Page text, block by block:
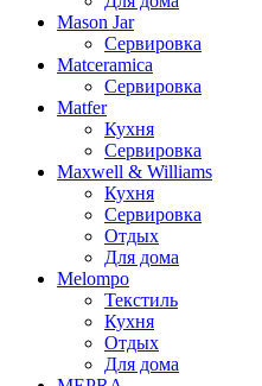
Mason Jar
Сервировка
Matceramica
Сервировка
Matfer
Кухня
Сервировка
Maxwell & Williams
Кухня
Сервировка
Отдых
Для дома
Melompo
Текстиль
Кухня
Отдых
Для дома